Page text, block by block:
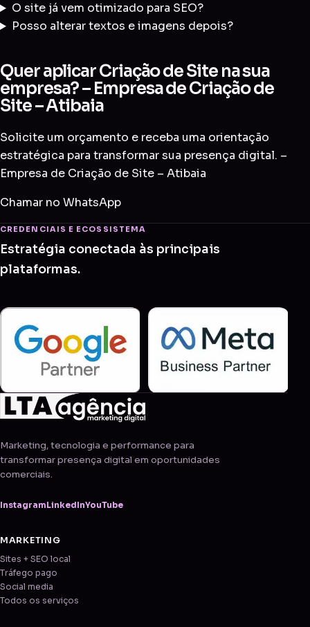
O site já vem otimizado para SEO?
Posso alterar textos e imagens depois?
Quer aplicar Criação de Site na sua
empresa? – Empresa de Criação de
Site – Atibaia
Solicite um orçamento e receba uma orientação
estratégica para transformar sua presença digital. –
Empresa de Criação de Site – Atibaia
Chamar no WhatsApp
CREDENCIAIS E ECOSSISTEMA
Estratégia conectada às principais
plataformas.
Marketing, tecnologia e performance para
transformar presença digital em oportunidades
comerciais.
Instagram LinkedInYouTube
MARKETING
Sites + SEO local
Tráfego pago
Social media
Todos os serviços